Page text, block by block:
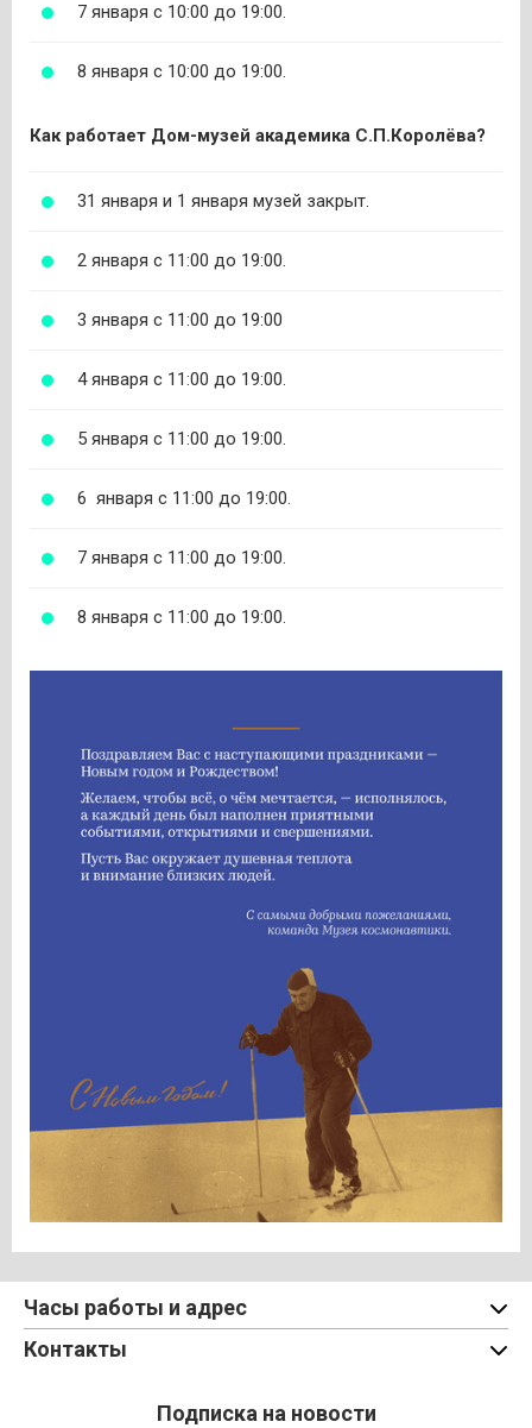
7 января с 10:00 до 19:00.
8 января с 10:00 до 19:00.
Как работает Дом-музей академика С.П.Королёва?
31 января и 1 января музей закрыт.
2 января с 11:00 до 19:00.
3 января с 11:00 до 19:00
4 января с 11:00 до 19:00.
5 января с 11:00 до 19:00.
6 января с 11:00 до 19:00.
7 января с 11:00 до 19:00.
8 января с 11:00 до 19:00.
Часы работы и адрес
Контакты
Подписка на новости